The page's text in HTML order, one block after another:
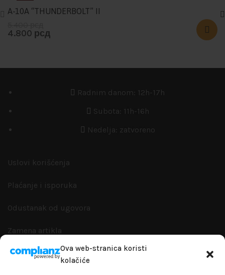
Ova web-stranica koristi
kolačiće
-11%
A-10A “THUNDERBOLT” II
4.800 рсд
Radnim danom: 12h-17h
Subota: 11h-16h
Nedelja: zatvoreno
Uslovi korišćenja
Plaćanje i isporuka
Odustanak od ugovora
Zamena artikla
Reklamacije i garanacije